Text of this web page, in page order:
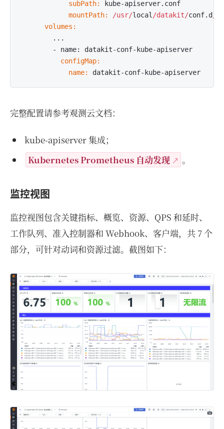
            subPath:
            mountPath:
/usr/local /datakit/conf.d
      volumes:
        ...
          configMap:
            name:
完整配置请参考观测云文档：
kube-apiserver 集成；
Kubernetes Prometheus 自动发现
。
监控视图
监控视图包含关键指标、概览、资源、QPS 和延时、
工作队列、准入控制器和 Webhook、客户端，共 7 个
部分，可针对动词和资源过滤。截图如下：